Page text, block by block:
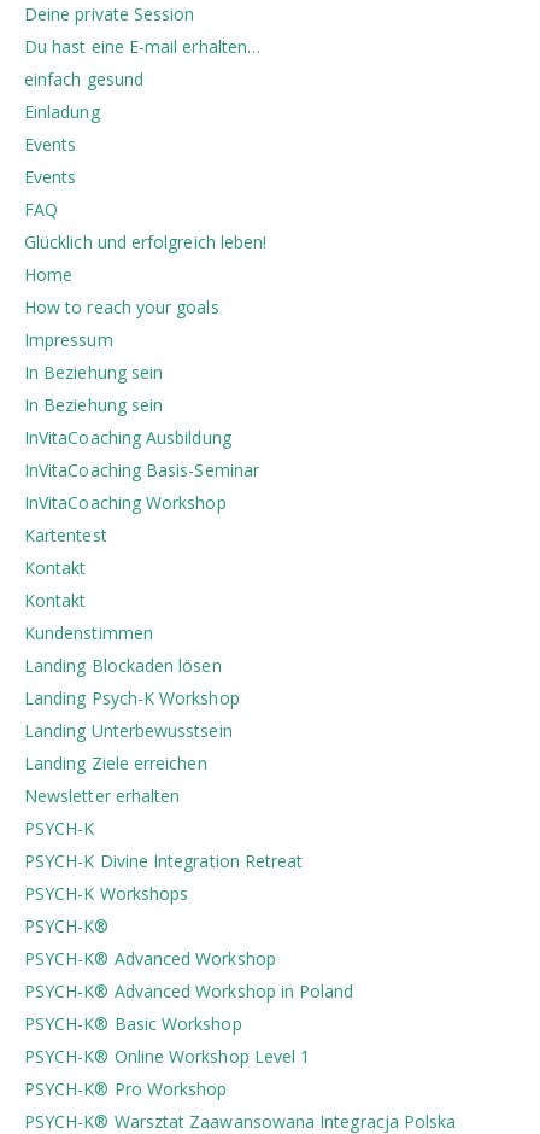
Deine private Session
Du hast eine E-mail erhalten…
einfach gesund
Einladung
Events
Events
FAQ
Glücklich und erfolgreich leben!
Home
How to reach your goals
Impressum
In Beziehung sein
In Beziehung sein
InVitaCoaching Ausbildung
InVitaCoaching Basis-Seminar
InVitaCoaching Workshop
Kartentest
Kontakt
Kontakt
Kundenstimmen
Landing Blockaden lösen
Landing Psych-K Workshop
Landing Unterbewusstsein
Landing Ziele erreichen
Newsletter erhalten
PSYCH-K
PSYCH-K Divine Integration Retreat
PSYCH-K Workshops
PSYCH-K®
PSYCH-K® Advanced Workshop
PSYCH-K® Advanced Workshop in Poland
PSYCH-K® Basic Workshop
PSYCH-K® Online Workshop Level 1
PSYCH-K® Pro Workshop
PSYCH-K®️ Warsztat Zaawansowana Integracja Polska